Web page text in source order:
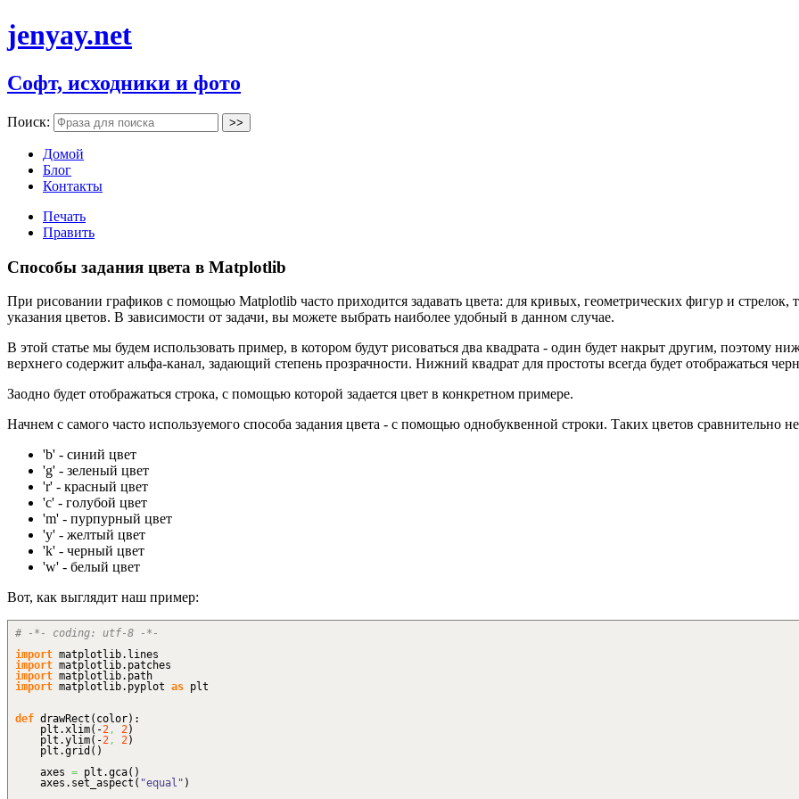
jenyay.net
Софт, исходники и фото
Поиск:
Домой
Блог
Контакты
Печать
Править
Способы задания цвета в Matplotlib
При рисовании графиков с помощью Matplotlib часто приходится задавать цвета: для кривых, геометрических фигур и стрелок,
указания цветов. В зависимости от задачи, вы можете выбрать наиболее удобный в данном случае.
В этой статье мы будем использовать пример, в котором будут рисоваться два квадрата - один будет накрыт другим, поэтому
верхнего содержит альфа-канал, задающий степень прозрачности. Нижний квадрат для простоты всегда будет отображаться
Заодно будет отображаться строка, с помощью которой задается цвет в конкретном примере.
Начнем с самого часто используемого способа задания цвета - с помощью однобуквенной строки. Таких цветов сравнительно
'b' - синий цвет
'g' - зеленый цвет
'r' - красный цвет
'c' - голубой цвет
'm' - пурпурный цвет
'y' - желтый цвет
'k' - черный цвет
'w' - белый цвет
Вот, как выглядит наш пример:
# -*- coding: utf-8 -*-
import matplotlib. lines
import matplotlib. patches
import matplotlib. path
import matplotlib. pyplot as plt
def drawRect ( color) :
plt.xlim( -2, 2)
plt.ylim( -2, 2)
plt.grid ( )
axes = plt.gca( )
axes. set_aspect ( "equal" )